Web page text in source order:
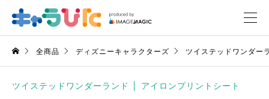
全商品 ディズニーキャラクターズ ツイステッドワンダー
ツイステッドワンダーランド アイロンプリントシート